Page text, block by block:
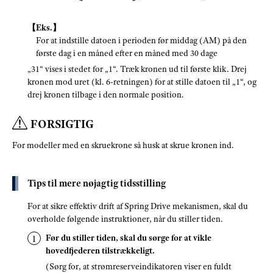
【Eks.】
For at indstille datoen i perioden før middag (AM) på den
første dag i en måned efter en måned med 30 dage
„31“ vises i stedet for „1“. Træk kronen ud til første klik. Drej
kronen mod uret (kl. 6-retningen) for at stille datoen til „1“, og
drej kronen tilbage i den normale position.
FORSIGTIG
For modeller med en skruekrone så husk at skrue kronen ind.
Tips til mere nøjagtig tidsstilling
For at sikre effektiv drift af Spring Drive mekanismen, skal du
overholde følgende instruktioner, når du stiller tiden.
Før du stiller tiden, skal du sørge for at vikle
hovedfjederen tilstrækkeligt.
(Sørg for, at strømreserveindikatoren viser en fuldt